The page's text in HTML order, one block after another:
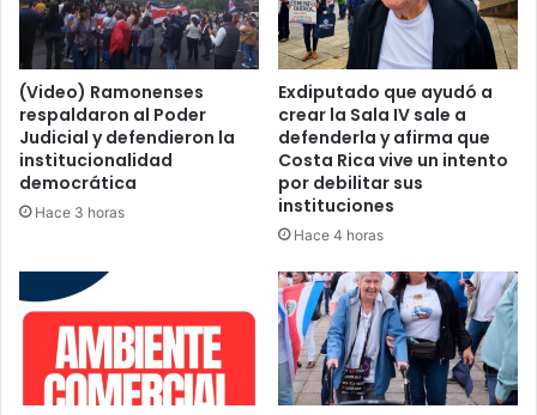
(Video) Ramonenses
respaldaron al Poder
Judicial y defendieron la
institucionalidad
democrática
Hace 3 horas
Exdiputado que ayudó a
crear la Sala IV sale a
defenderla y afirma que
Costa Rica vive un intento
por debilitar sus
instituciones
Hace 4 horas